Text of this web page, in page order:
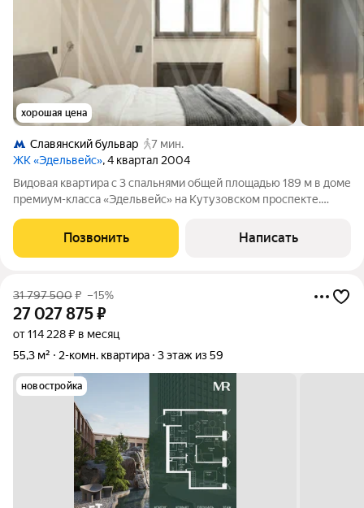
хорошая цена
Славянский бульвар
7 мин.
ЖК «Эдельвейс», 4 квартал 2004
Видовая квартира с 3 спальнями общей площадью 189 м в доме
премиум-класса «Эдельвейс» на Кутузовском проспекте.
Спланирована гостиная, кухня-столовая с островом, мастер-
спальня со своей ванной
Позвонить Написать
31 797 500₽ –15%
27 027 875₽
от 114 228 ₽ в месяц
55,3 м²
2-комн. квартира 3 этаж из 59
новостройка